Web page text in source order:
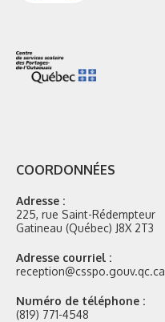
COORDONNÉES
Adresse :
225, rue Saint-Rédempteur
Gatineau (Québec) J8X 2T3
Adresse courriel :
reception@csspo.gouv.qc.ca
Numéro de téléphone :
(819) 771-4548